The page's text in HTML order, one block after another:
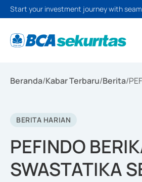
Start your investment journey with
Beranda/Kabar Terbaru/Berita/
BERITA HARIAN
PEFINDO
SWASTATIKA